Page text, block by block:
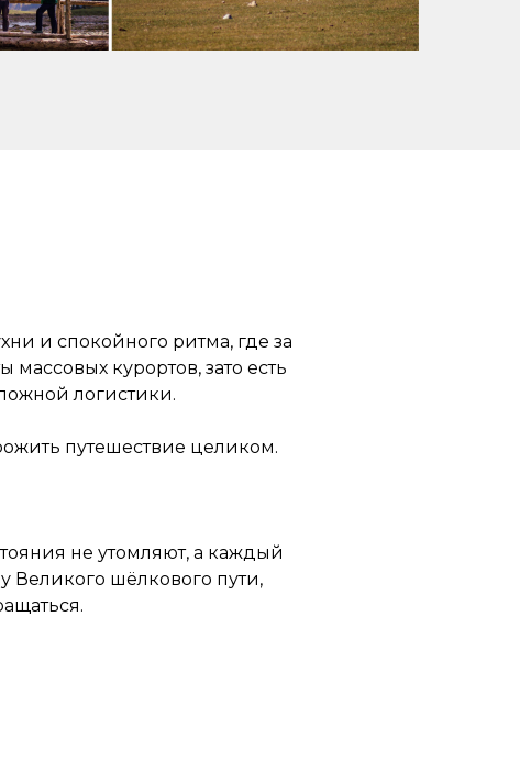
и спокойного ритма, где за
курортов, зато есть
логистики.
путешествие целиком.
не утомляют, а каждый
Великого шёлкового пути,